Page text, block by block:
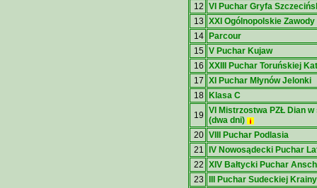
12 VI Puchar Gryfa
13 XXI Ogólnopolskie
14
Parcour
15 V Puchar Kujaw
16 XXIII Puchar Toruńskiej
17 XI Puchar Młynów Jelonki
18
Klasa C
19 VI Mistrzostwa PZŁ Dian
(dwa dni)
20 VIII Puchar Podlasia
21
IV Nowosądecki Puchar
22 XIV Bałtycki Puchar
23
III Puchar Sudeckiej